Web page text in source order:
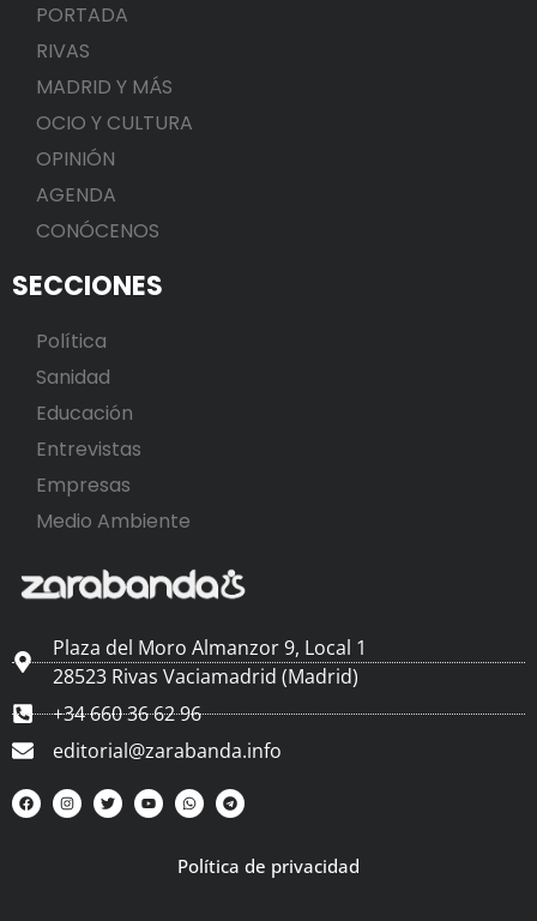
PORTADA
RIVAS
MADRID Y MÁS
OCIO Y CULTURA
OPINIÓN
AGENDA
CONÓCENOS
SECCIONES
Política
Sanidad
Educación
Entrevistas
Empresas
Medio Ambiente
Plaza del Moro Almanzor 9, Local 1
28523 Rivas Vaciamadrid (Madrid)
+34 660 36 62 96
editorial@zarabanda.info
Política de privacidad